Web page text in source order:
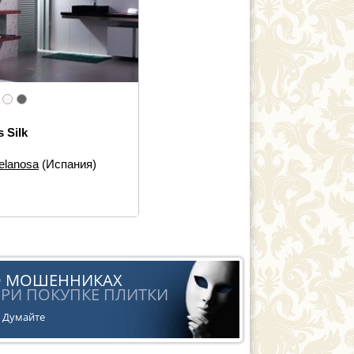
Silk
Декор,
(Испания)
МОШЕННИКАХ
ПОКУПКЕ ПЛИТКИ
Думайте